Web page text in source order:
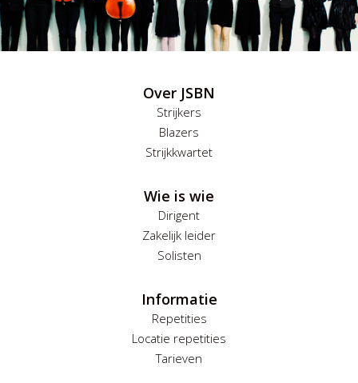
Over JSBN
Strijkers
Blazers
Strijkkwartet
Wie is wie
Dirigent
Zakelijk leider
Solisten
Informatie
Repetities
Locatie repetities
Tarieven